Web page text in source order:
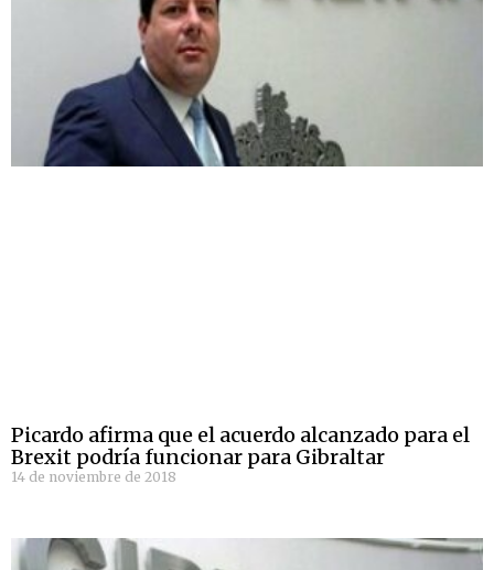
Picardo afirma que el acuerdo alcanzado para el
Brexit podría funcionar para Gibraltar
14 de noviembre de 2018